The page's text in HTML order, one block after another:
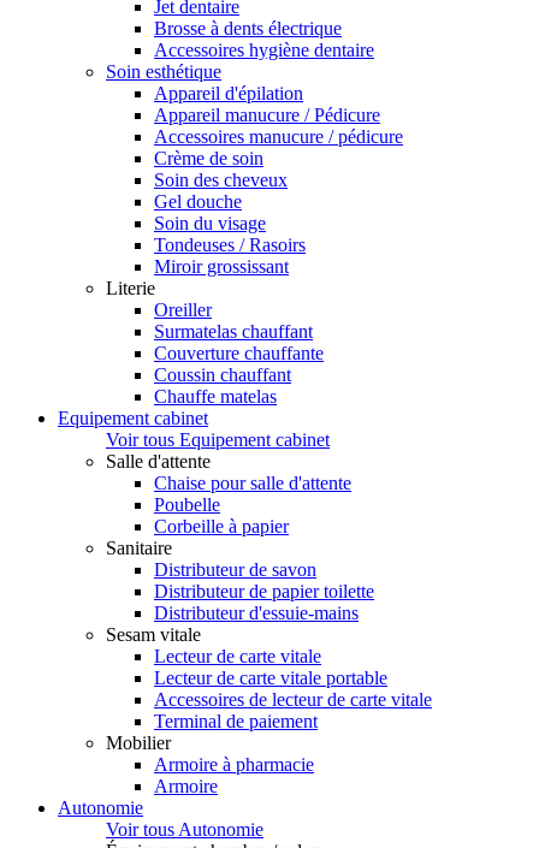
Jet dentaire
Brosse à dents électrique
Accessoires hygiène dentaire
Soin esthétique
Appareil d'épilation
Appareil manucure / Pédicure
Accessoires manucure / pédicure
Crème de soin
Soin des cheveux
Gel douche
Soin du visage
Tondeuses / Rasoirs
Miroir grossissant
Literie
Oreiller
Surmatelas chauffant
Couverture chauffante
Coussin chauffant
Chauffe matelas
Equipement cabinet
Voir tous Equipement cabinet
Salle d'attente
Chaise pour salle d'attente
Poubelle
Corbeille à papier
Sanitaire
Distributeur de savon
Distributeur de papier toilette
Distributeur d'essuie-mains
Sesam vitale
Lecteur de carte vitale
Lecteur de carte vitale portable
Accessoires de lecteur de carte vitale
Terminal de paiement
Mobilier
Armoire à pharmacie
Armoire
Autonomie
Voir tous Autonomie